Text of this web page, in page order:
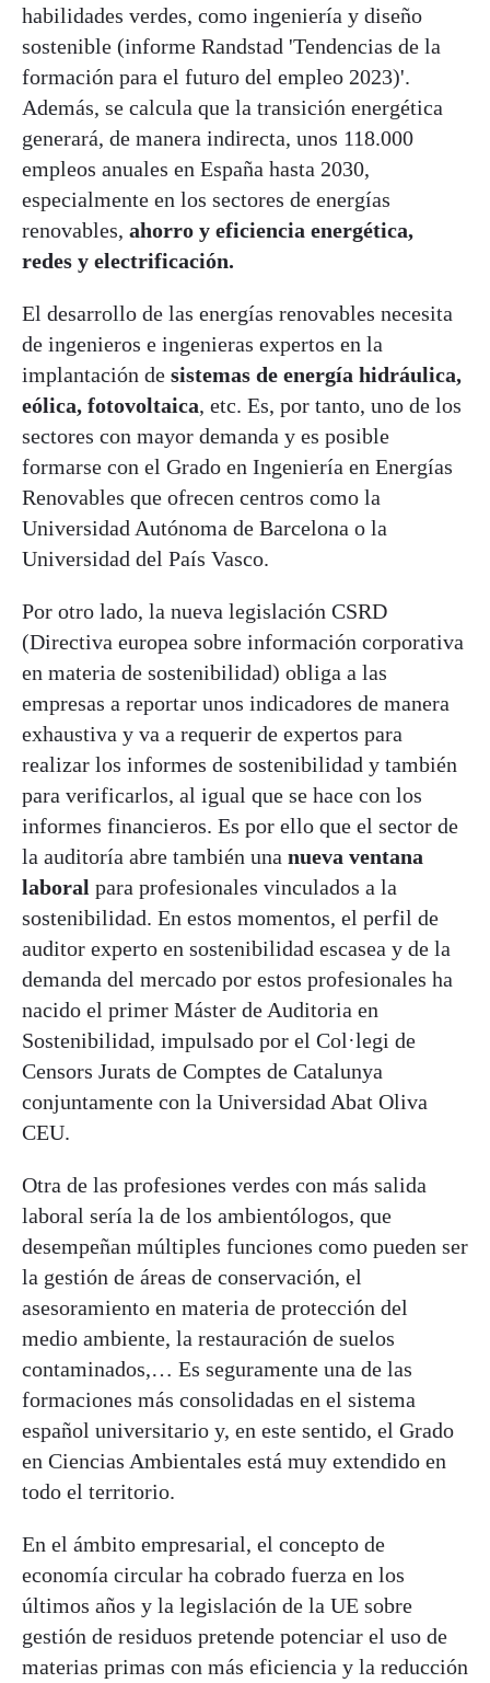
habilidades verdes, como ingeniería y diseño
sostenible (informe Randstad 'Tendencias de la
formación para el futuro del empleo 2023)'.
Además, se calcula que la transición energética
generará, de manera indirecta, unos 118.000
empleos anuales en España hasta 2030,
especialmente en los sectores de energías
renovables, ahorro y eficiencia energética,
redes y electrificación.
El desarrollo de las energías renovables necesita
de ingenieros e ingenieras expertos en la
implantación de sistemas de energía hidráulica,
eólica, fotovoltaica, etc. Es, por tanto, uno de los
sectores con mayor demanda y es posible
formarse con el Grado en Ingeniería en Energías
Renovables que ofrecen centros como la
Universidad Autónoma de Barcelona o la
Universidad del País Vasco.
Por otro lado, la nueva legislación CSRD
(Directiva europea sobre información corporativa
en materia de sostenibilidad) obliga a las
empresas a reportar unos indicadores de manera
exhaustiva y va a requerir de expertos para
realizar los informes de sostenibilidad y también
para verificarlos, al igual que se hace con los
informes financieros. Es por ello que el sector de
la auditoría abre también una nueva ventana
laboral para profesionales vinculados a la
sostenibilidad. En estos momentos, el perfil de
auditor experto en sostenibilidad escasea y de la
demanda del mercado por estos profesionales ha
nacido el primer Máster de Auditoria en
Sostenibilidad, impulsado por el Col·legi de
Censors Jurats de Comptes de Catalunya
conjuntamente con la Universidad Abat Oliva
CEU.
Otra de las profesiones verdes con más salida
laboral sería la de los ambientólogos, que
desempeñan múltiples funciones como pueden ser
la gestión de áreas de conservación, el
asesoramiento en materia de protección del
medio ambiente, la restauración de suelos
contaminados,… Es seguramente una de las
formaciones más consolidadas en el sistema
español universitario y, en este sentido, el Grado
en Ciencias Ambientales está muy extendido en
todo el territorio.
En el ámbito empresarial, el concepto de
economía circular ha cobrado fuerza en los
últimos años y la legislación de la UE sobre
gestión de residuos pretende potenciar el uso de
materias primas con más eficiencia y la reducción